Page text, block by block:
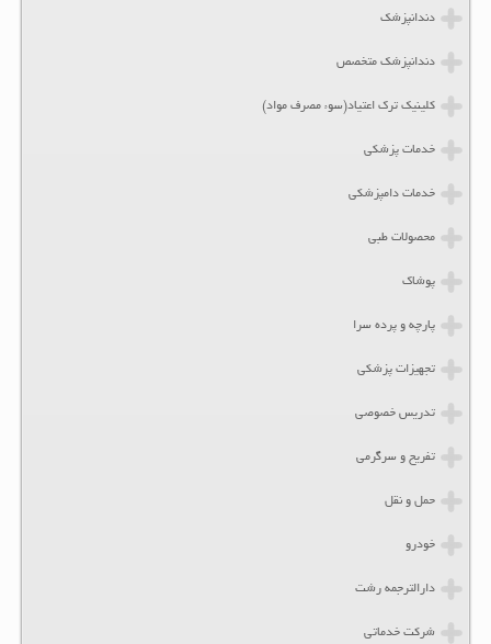
دندانپزشک
دندانپزشک متخصص
کلینیک ترک اعتیاد(سوء مصرف مواد)
خدمات پزشکی
خدمات دامپزشکی
محصولات طبی
پوشاک
پارچه و پرده سرا
تجهیزات پزشکی
تدریس خصوصی
تفریح و سرگرمی
حمل و نقل
خودرو
دارالترجمه رشت
شرکت خدماتی